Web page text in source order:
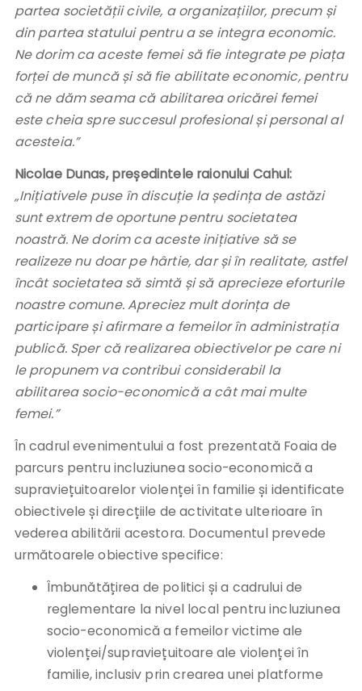
partea societății civile, a organizațiilor, precum și
din partea statului pentru a se integra economic.
Ne dorim ca aceste femei să fie integrate pe piața
forței de muncă și să fie abilitate economic, pentru
că ne dăm seama că abilitarea oricărei femei
este cheia spre succesul profesional și personal al
acesteia.”
Nicolae Dunas, președintele raionului Cahul:
„Inițiativele puse în discuție la ședința de astăzi
sunt extrem de oportune pentru societatea
noastră. Ne dorim ca aceste inițiative să se
realizeze nu doar pe hârtie, dar și în realitate, astfel
încât societatea să simtă și să aprecieze eforturile
noastre comune. Apreciez mult dorința de
participare și afirmare a femeilor în administrația
publică. Sper că realizarea obiectivelor pe care ni
le propunem va contribui considerabil la
abilitarea socio-economică a cât mai multe
femei.”
În cadrul evenimentului a fost prezentată Foaia de
parcurs pentru incluziunea socio-economică a
supraviețuitoarelor violenței în familie și identificate
obiectivele și direcțiile de activitate ulterioare în
vederea abilitării acestora. Documentul prevede
următoarele obiective specifice:
Îmbunătățirea de politici și a cadrului de
reglementare la nivel local pentru incluziunea
socio-economică a femeilor victime ale
violenței/supraviețuitoare ale violenței în
familie, inclusiv prin crearea unei platforme